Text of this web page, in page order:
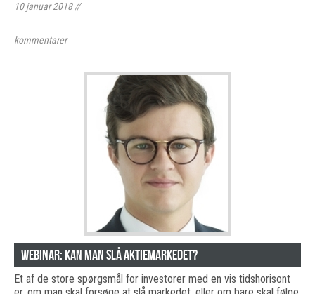
10 januar 2018//
kommentarer
Webinar: Kan man slå aktiemarkedet?
Et af de store spørgsmål for investorer med en vis tidshorisont